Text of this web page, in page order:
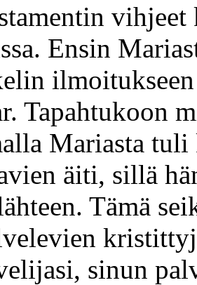
vihjeet
Ensin
Tapahtukoon
Mariasta
äiti, sillä
Tämä
sinun